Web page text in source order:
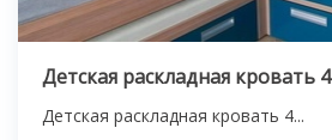
Детская раскладная кровать 4
Детская раскладная кровать 4...